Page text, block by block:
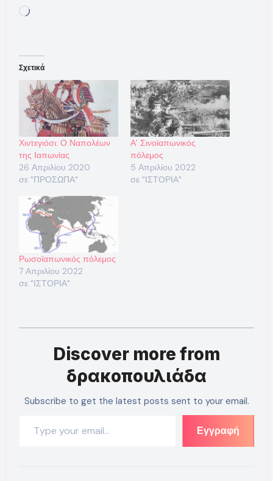
Loading…
Σχετικά
Χιντεγιόσι: Ο Ναπολέων
της Ιαπωνίας
26 Απριλίου 2020
σε "ΠΡΟΣΩΠΑ"
Α’ Σινοϊαπωνικός
πόλεμος
5 Απριλίου 2022
σε "ΙΣΤΟΡΙΑ"
Ρωσοϊαπωνικός πόλεμος
7 Απριλίου 2022
σε "ΙΣΤΟΡΙΑ"
Discover more from
δρακοπουλιάδα
Subscribe to get the latest posts sent to your email.
Εγγραφή